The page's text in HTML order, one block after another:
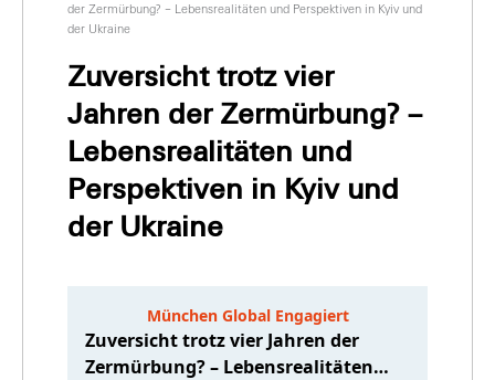
der Zermürbung? – Lebensrealitäten und Perspektiven in Kyiv und
der Ukraine
Zuversicht trotz vier
Jahren der Zermürbung? –
Lebensrealitäten und
Perspektiven in Kyiv und
der Ukraine